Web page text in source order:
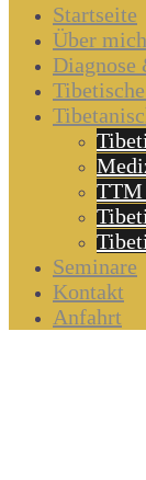
Startseite
Über mich
Diagnose
TTM
Seminare
Kontakt
Anfahrt